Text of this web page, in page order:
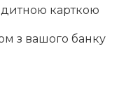
карткою
з вашого банку